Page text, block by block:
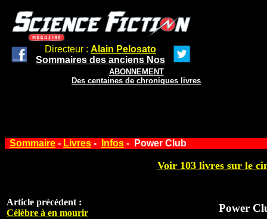
Directeur : Alain Pelosato
Sommaires des anciens Nos
ABONNEMENT
Des centaines de chroniques livres
Sommaire - Livres - Infos - Power Club
Voir 103 livres sur le
Article précédent :
Célèbre à en mourir
Power